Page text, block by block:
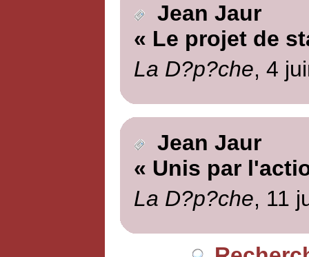
Jean Jaur
« Le projet de
La D?p?che, 4
Jean Jaur
« Unis par
La D?p?che, 11